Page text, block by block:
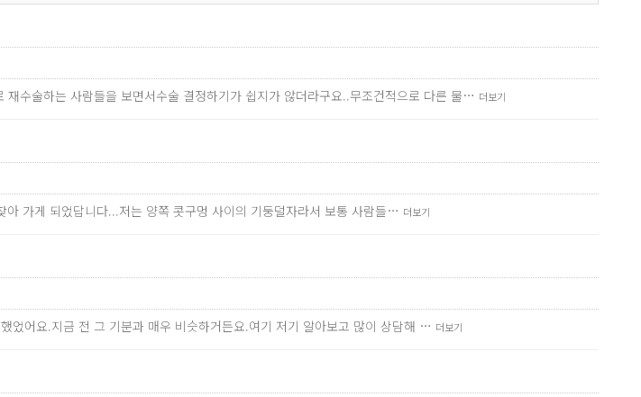
수술하는 사람들을 보면서수술 결정하기가 쉽지가 않더라구요..무조건적으로 다른 물… 더보기
가게 되었답니다...저는 양쪽 콧구멍 사이의 기둥덜자라서 보통 사람들… 더보기
었어요.지금 전 그 기분과 매우 비슷하거든요.여기 저기 알아보고 많이 상담해 … 더보기